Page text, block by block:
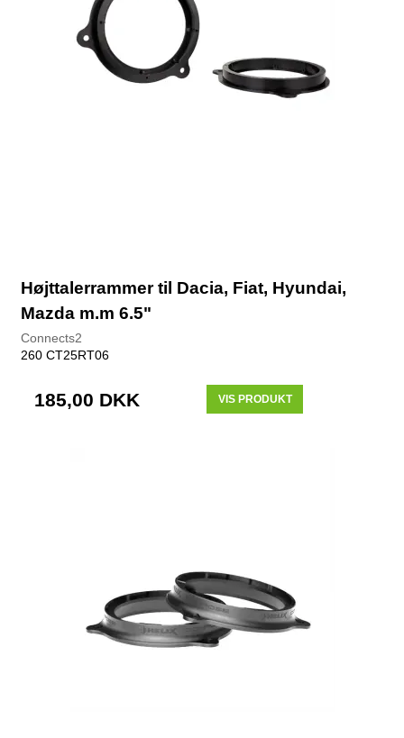
Højttalerrammer til Dacia, Fiat, Hyundai,
Mazda m.m 6.5"
Connects2
260 CT25RT06
185,00 DKK VIS PRODUKT